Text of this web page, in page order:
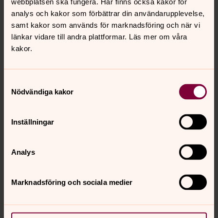
analys och kakor som förbättrar din användarupplevelse,
samt kakor som används för marknadsföring och när vi
länkar vidare till andra plattformar. Läs mer om våra
kakor.
Nödvändiga kakor
Inställningar
Analys
Marknadsföring och sociala medier
Fritidsledare, Svenska kyrkan Härnösand
E-post:petra.jedborn@svenskakyrkan.se